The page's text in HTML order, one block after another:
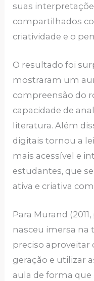
suas
compartilhados
criatividade e o
O resultado foi
mostraram um
compreensão do
capacidade de
literatura. Além
digitais tornou a
mais acessível e
estudantes, que
ativa e criativa
Para Murand
nasceu imersa na
preciso aproveitar
geração e utilizar
aula de forma